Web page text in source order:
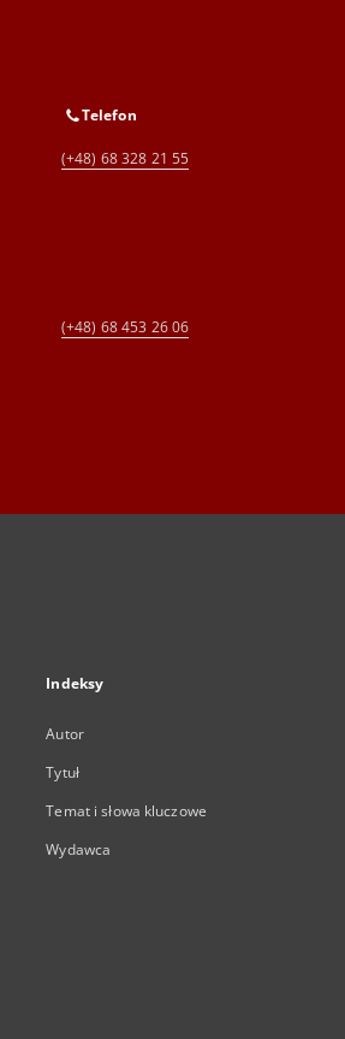
Telefon
(+48) 68 328 21 55
(+48) 68 453 26 06
Indeksy
Autor
Tytuł
Temat i słowa kluczowe
Wydawca